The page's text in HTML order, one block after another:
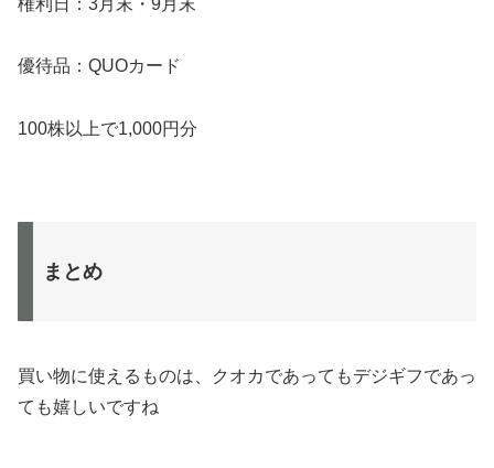
優待品：QUOカード
100株以上で1,000円分
まとめ
買い物に使えるものは、クオカであってもデジギフであっ
ても嬉しいですね